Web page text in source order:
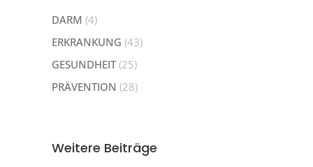
DARM (4)
ERKRANKUNG (43)
GESUNDHEIT(25)
PRÄVENTION (28)
Weitere Beiträge